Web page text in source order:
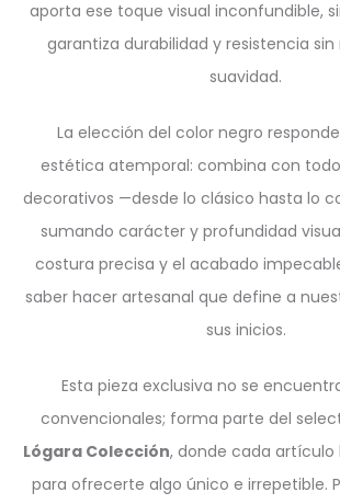
aporta ese toque visual inconfundible,
garantiza durabilidad y resistencia
suavidad.
La elección del color negro
estética atemporal: combina con
decorativos —desde lo clásico hasta lo
sumando carácter y profundidad
costura precisa y el acabado
saber hacer artesanal que define a
sus inicios.
Esta pieza exclusiva no se
convencionales; forma parte del
Lógara Colección, donde cada artículo
para ofrecerte algo único e irrepetible.